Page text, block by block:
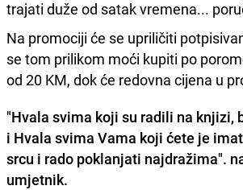
trajati duže od satak vremena...
Na promociji će se upriličiti
se tom prilikom moći kupiti po
od 20 KM, dok će redovna cijena u
"Hvala svima koji su radili na knjizi,
i Hvala svima Vama koji ćete je
srcu i rado poklanjati najdražima".
umjetnik.